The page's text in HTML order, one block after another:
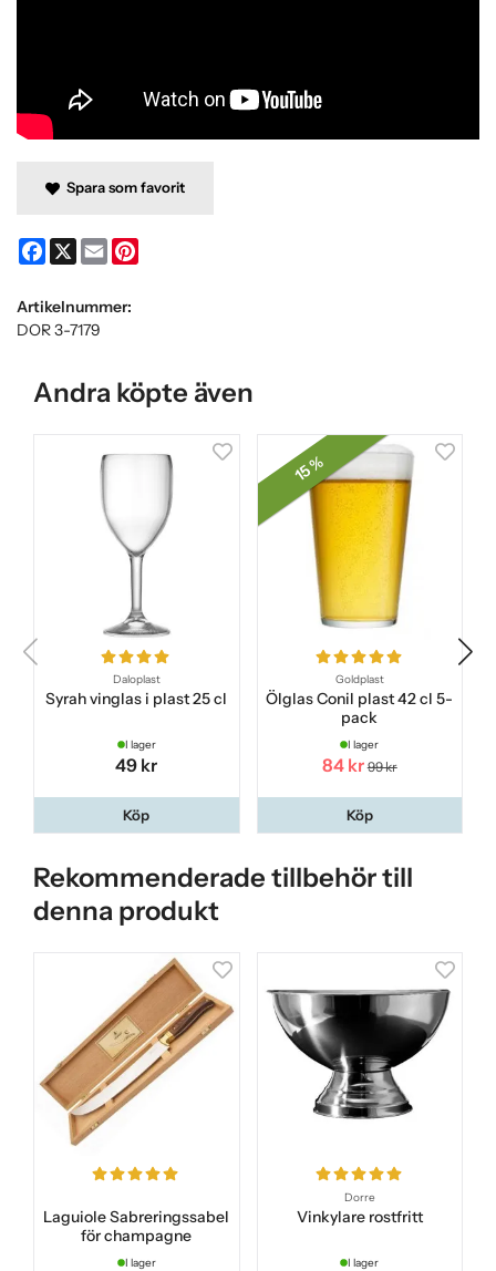
Spara som favorit
Facebook
X Email
Artikelnummer:
DOR 3-7179
Andra köpte även
Daloplast
Syrah vinglas i plast 25 cl
I lager
49 kr
Köp
15 %
Goldplast
Ölglas Conil plast 42 cl 5-
pack
I lager
84 kr 99 kr
Köp
Rekommenderade tillbehör till
denna produkt
Laguiole Sabreringssabel
för champagne
I lager
Dorre
Vinkylare rostfritt
I lager